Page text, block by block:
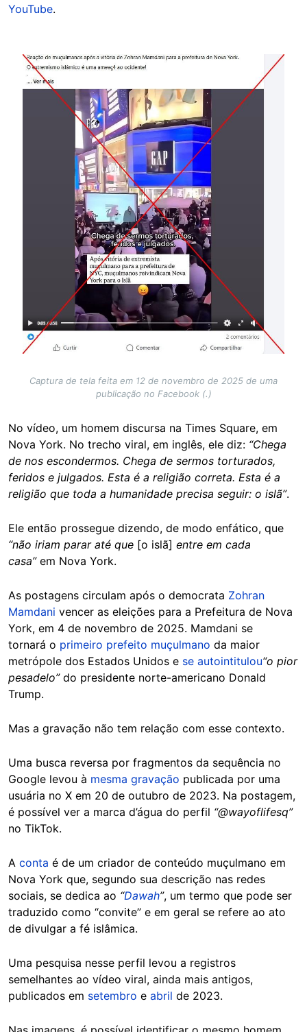
YouTube.
Image
Captura de tela feita em 12 de novembro de 2025 de uma
publicação no Facebook (.)
No vídeo, um homem discursa na Times Square, em
Nova York. No trecho viral, em inglês, ele diz: “Chega
de nos escondermos. Chega de sermos torturados,
feridos e julgados. Esta é a religião correta. Esta é a
religião que toda a humanidade precisa seguir: o islã”.
Ele então prossegue dizendo, de modo enfático, que
“não iriam parar até que [o islã] entre em cada
casa” em Nova York.
As postagens circulam após o democrata Zohran
Mamdani vencer as eleições para a Prefeitura de Nova
York, em 4 de novembro de 2025. Mamdani se
tornará o primeiro prefeito muçulmano da maior
metrópole dos Estados Unidos e se autointitulou“o pior
pesadelo” do presidente norte-americano Donald
Trump.
Mas a gravação não tem relação com esse contexto.
Uma busca reversa por fragmentos da sequência no
Google levou à mesma gravação publicada por uma
usuária no X em 20 de outubro de 2023. Na postagem,
é possível ver a marca d’água do perfil “@wayoflifesq”
no TikTok.
A conta é de um criador de conteúdo muçulmano em
Nova York que, segundo sua descrição nas redes
sociais, se dedica ao “Dawah”, um termo que pode ser
traduzido como “convite” e em geral se refere ao ato
de divulgar a fé islâmica.
Uma pesquisa nesse perfil levou a registros
semelhantes ao vídeo viral, ainda mais antigos,
publicados em setembro e abril de 2023.